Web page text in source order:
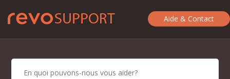
Aide & Contact